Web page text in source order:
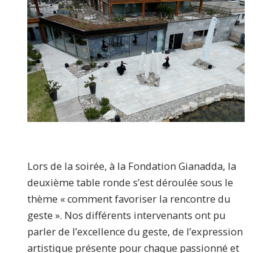
Lors de la soirée, à la Fondation Gianadda, la
deuxième table ronde s’est déroulée sous le
thème « comment favoriser la rencontre du
geste ». Nos différents intervenants ont pu
parler de l’excellence du geste, de l’expression
artistique présente pour chaque passionné et